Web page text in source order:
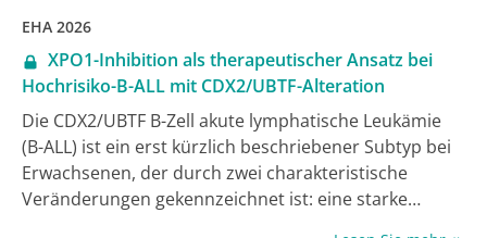
EHA 2026
XPO1-Inhibition als therapeutischer Ansatz bei
Hochrisiko-B-ALL mit CDX2/UBTF-Alteration
Die CDX2/UBTF B-Zell akute lymphatische Leukämie
(B-ALL) ist ein erst kürzlich beschriebener Subtyp bei
Erwachsenen, der durch zwei charakteristische
Veränderungen gekennzeichnet ist: eine starke